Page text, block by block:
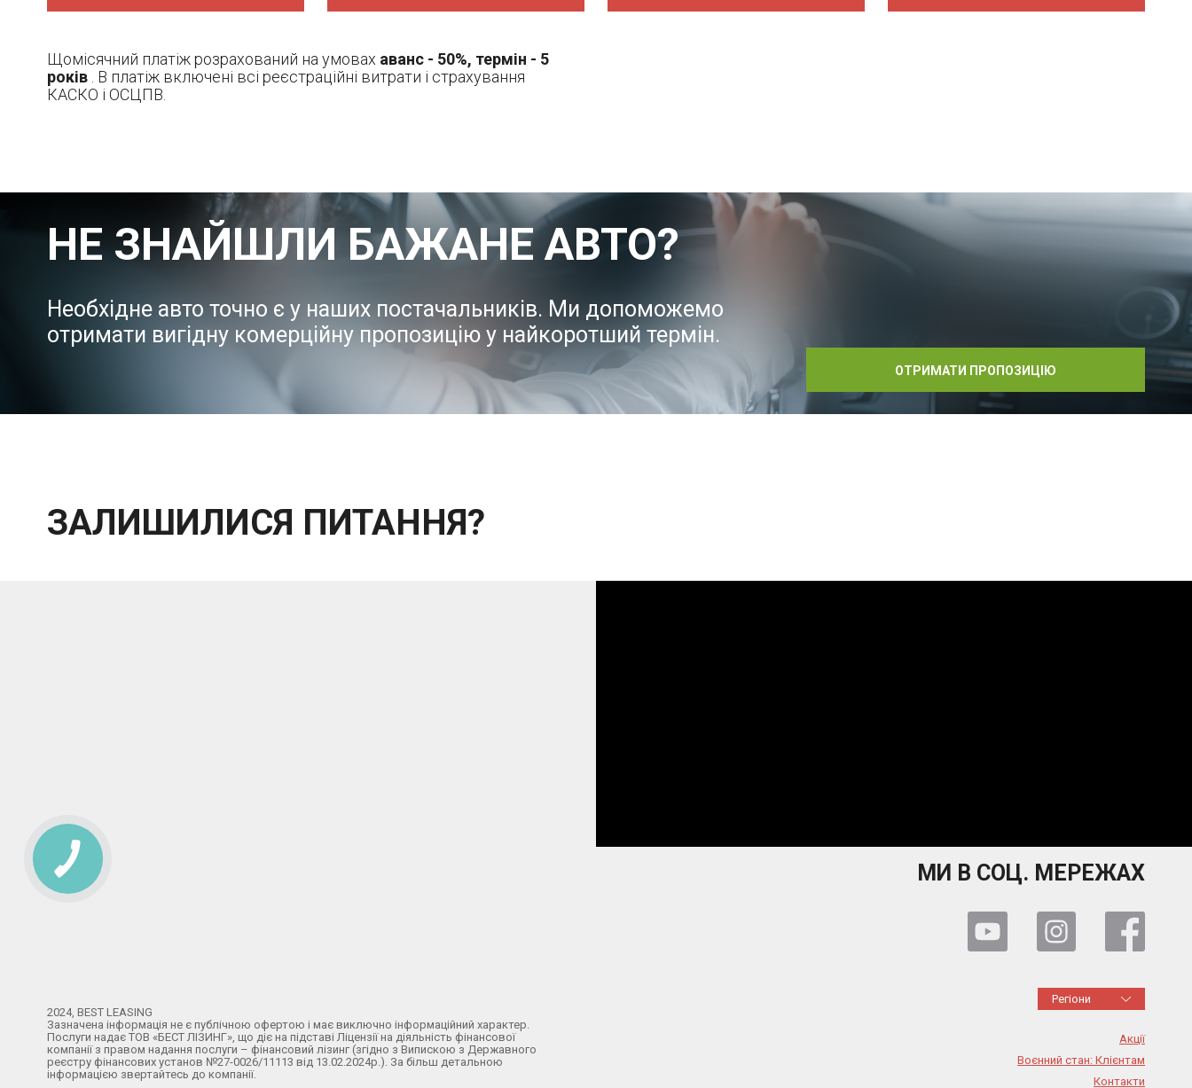
Щомісячний платіж розрахований на умовах аванс - 50%, термін - 5
років . В платіж включені всі реєстраційні витрати і страхування
КАСКО і ОСЦПВ.
НЕ ЗНАЙШЛИ БАЖАНЕ АВТО?
Необхідне авто точно є у наших постачальників. Ми допоможемо
отримати вигідну комерційну пропозицію у найкоротший термін.
ОТРИМАТИ ПРОПОЗИЦІЮ
ЗАЛИШИЛИСЯ ПИТАННЯ?
МИ В СОЦ. МЕРЕЖАХ
Регіони
Акції
Воєнний стан: Клієнтам
Контакти
2024, BEST LEASING
Зазначена інформація не є публічною офертою і має виключно інформаційний характер.
Послуги надає ТОВ «БЕСТ ЛІЗИНГ», що діє на підставі Ліцензії на діяльність фінансової
компанії з правом надання послуги – фінансовий лізинг (згідно з Випискою з Державного
реєстру фінансових установ №27-0026/11113 від 13.02.2024р.). За більш детальною
інформацією звертайтесь до компанії.